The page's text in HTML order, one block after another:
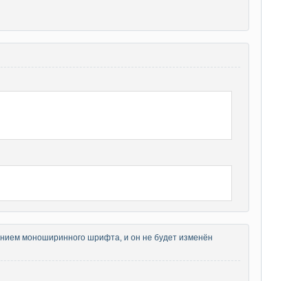
моноширинного шрифта, и он не будет изменён